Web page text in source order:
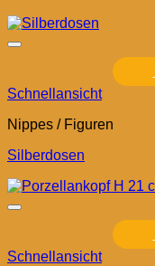
Schnellansicht
Nippes / Figuren
Silberdosen
Schnellansicht